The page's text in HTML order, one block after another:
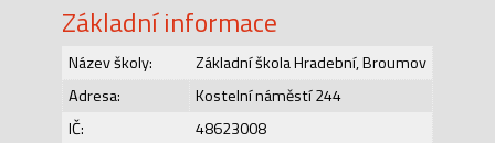
Základní informace
Název školy:
Základní škola Hradební, Broumov
Adresa:
Kostelní náměstí 244
IČ:
48623008